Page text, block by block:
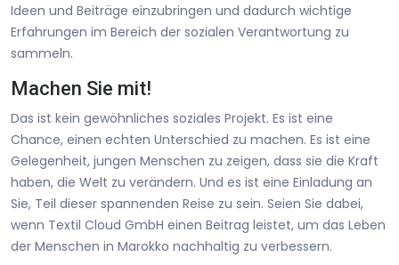
Ideen und Beiträge einzubringen und dadurch wichtige
Erfahrungen im Bereich der sozialen Verantwortung zu
sammeln.
Machen Sie mit!
Das ist kein gewöhnliches soziales Projekt. Es ist eine
Chance, einen echten Unterschied zu machen. Es ist eine
Gelegenheit, jungen Menschen zu zeigen, dass sie die Kraft
haben, die Welt zu verändern. Und es ist eine Einladung an
Sie, Teil dieser spannenden Reise zu sein. Seien Sie dabei,
wenn Textil Cloud GmbH einen Beitrag leistet, um das Leben
der Menschen in Marokko nachhaltig zu verbessern.